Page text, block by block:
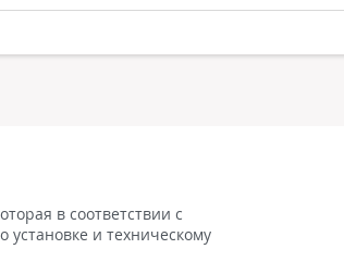
в соответствии с
и техническому